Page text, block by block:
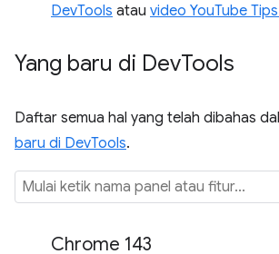
DevTools atau video YouTube
Yang baru di DevTools
Daftar semua hal yang telah dibahas
baru di DevTools.
Chrome 143